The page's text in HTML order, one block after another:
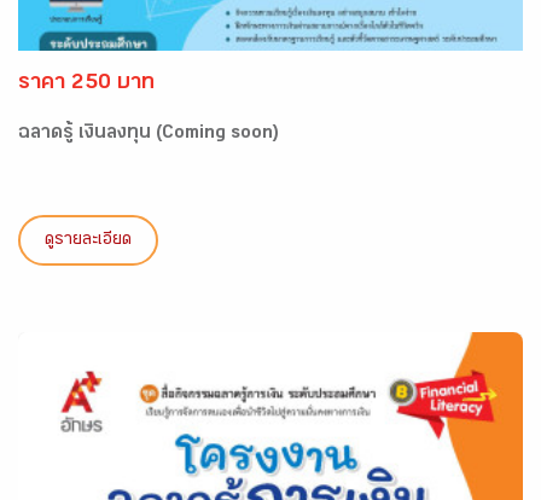
ราคา 250 บาท
ฉลาดรู้ เงินลงทุน (Coming soon)
ดูรายละเอียด